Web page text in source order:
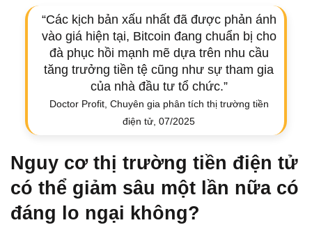
“Các kịch bản xấu nhất đã được phản ánh
vào giá hiện tại, Bitcoin đang chuẩn bị cho
đà phục hồi mạnh mẽ dựa trên nhu cầu
tăng trưởng tiền tệ cũng như sự tham gia
của nhà đầu tư tổ chức.”
Doctor Profit, Chuyên gia phân tích thị trường tiền
điện tử, 07/2025
Nguy cơ thị trường tiền điện tử
có thể giảm sâu một lần nữa có
đáng lo ngại không?